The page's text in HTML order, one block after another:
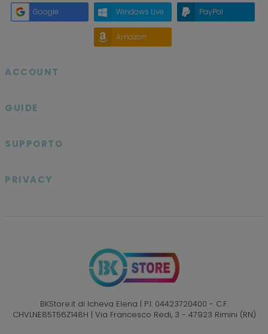
Google Windows Live PayPal
Amazon
ACCOUNT
GUIDE
SUPPORTO
PRIVACY
BKStore.it di Icheva Elena | P.I. 04423720400 - C.F.
CHVLNE85T56Z148H | Via Francesco Redi, 3 - 47923 Rimini (RN)